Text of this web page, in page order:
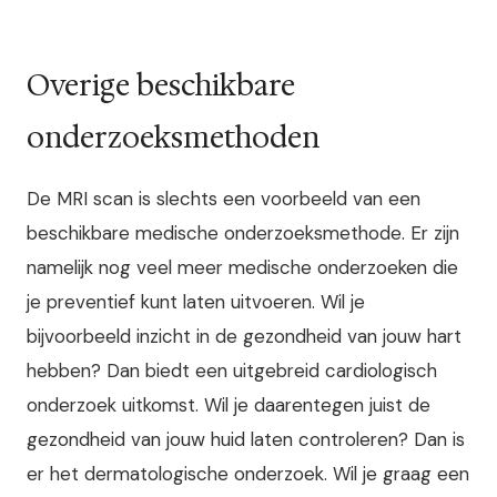
Overige beschikbare
onderzoeksmethoden
De MRI scan is slechts een voorbeeld van een
beschikbare medische onderzoeksmethode. Er zijn
namelijk nog veel meer medische onderzoeken die
je preventief kunt laten uitvoeren. Wil je
bijvoorbeeld inzicht in de gezondheid van jouw hart
hebben? Dan biedt een uitgebreid cardiologisch
onderzoek uitkomst. Wil je daarentegen juist de
gezondheid van jouw huid laten controleren? Dan is
er het dermatologische onderzoek. Wil je graag een